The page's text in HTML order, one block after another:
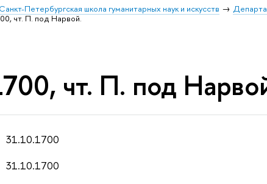
Санкт-Петербургская школа гуманитарных наук и искусств
чт. П. под Нарвой.
чт. П. под
31.10.1700
31.10.1700